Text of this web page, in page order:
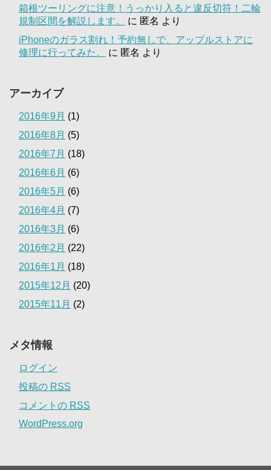
箱根ツーリングに注意！うっかり入ると違反切符！二輪
規制区間を解説します。
に 匿名 より
iPhoneのガラス割れ！予約無しで、アップルストアに
修理に行ってみた。
に 匿名 より
アーカイブ
2016年9月 (1)
2016年8月 (5)
2016年7月 (18)
2016年6月 (6)
2016年5月 (6)
2016年4月 (7)
2016年3月 (6)
2016年2月 (22)
2016年1月 (18)
2015年12月 (20)
2015年11月 (2)
メタ情報
ログイン
投稿の RSS
コメントの RSS
WordPress.org